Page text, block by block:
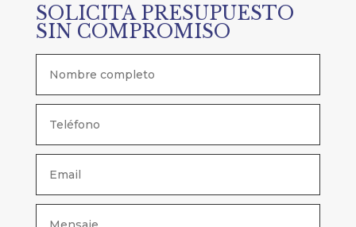
SOLICITA PRESUPUESTO
SIN COMPROMISO